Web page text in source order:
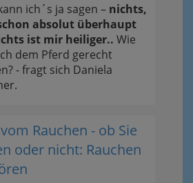
ich´s ja sagen – nichts,
absolut überhaupt
ist mir heiliger.. Wie
dem Pferd gerecht
- fragt sich Daniela
Rauchen - ob Sie
oder nicht: Rauchen